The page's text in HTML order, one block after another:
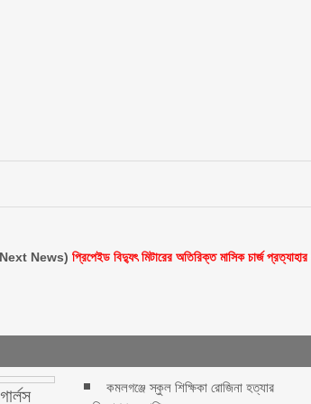
News)প্রিপেইড বিদ্যুৎ মিটারের অতিরিক্ত মাসিক চার্জ প্রত্যাহার
কমলগঞ্জে স্কুল শিক্ষিকা রোজিনা হত্যার